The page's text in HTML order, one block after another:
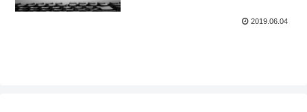
2019.06.04